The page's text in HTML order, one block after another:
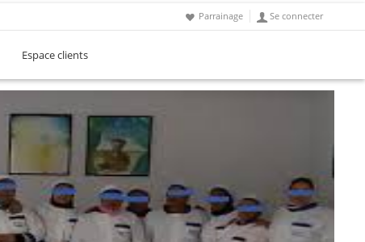
Parrainage Se connecter
Espace clients